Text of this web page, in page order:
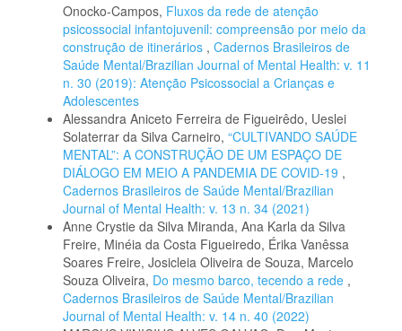
Onocko-Campos, Fluxos da rede de atenção
psicossocial infantojuvenil: compreensão por meio da
construção de itinerários , Cadernos Brasileiros de
Saúde Mental/Brazilian Journal of Mental Health: v. 11
n. 30 (2019): Atenção Psicossocial a Crianças e
Adolescentes
Alessandra Aniceto Ferreira de Figueirêdo, Ueslei
Solaterrar da Silva Carneiro, “CULTIVANDO SAÚDE
MENTAL”: A CONSTRUÇÃO DE UM ESPAÇO DE
DIÁLOGO EM MEIO A PANDEMIA DE COVID-19 ,
Cadernos Brasileiros de Saúde Mental/Brazilian
Journal of Mental Health: v. 13 n. 34 (2021)
Anne Crystie da Silva Miranda, Ana Karla da Silva
Freire, Minéia da Costa Figueiredo, Érika Vanêssa
Soares Freire, Josicleia Oliveira de Souza, Marcelo
Souza Oliveira, Do mesmo barco, tecendo a rede ,
Cadernos Brasileiros de Saúde Mental/Brazilian
Journal of Mental Health: v. 14 n. 40 (2022)